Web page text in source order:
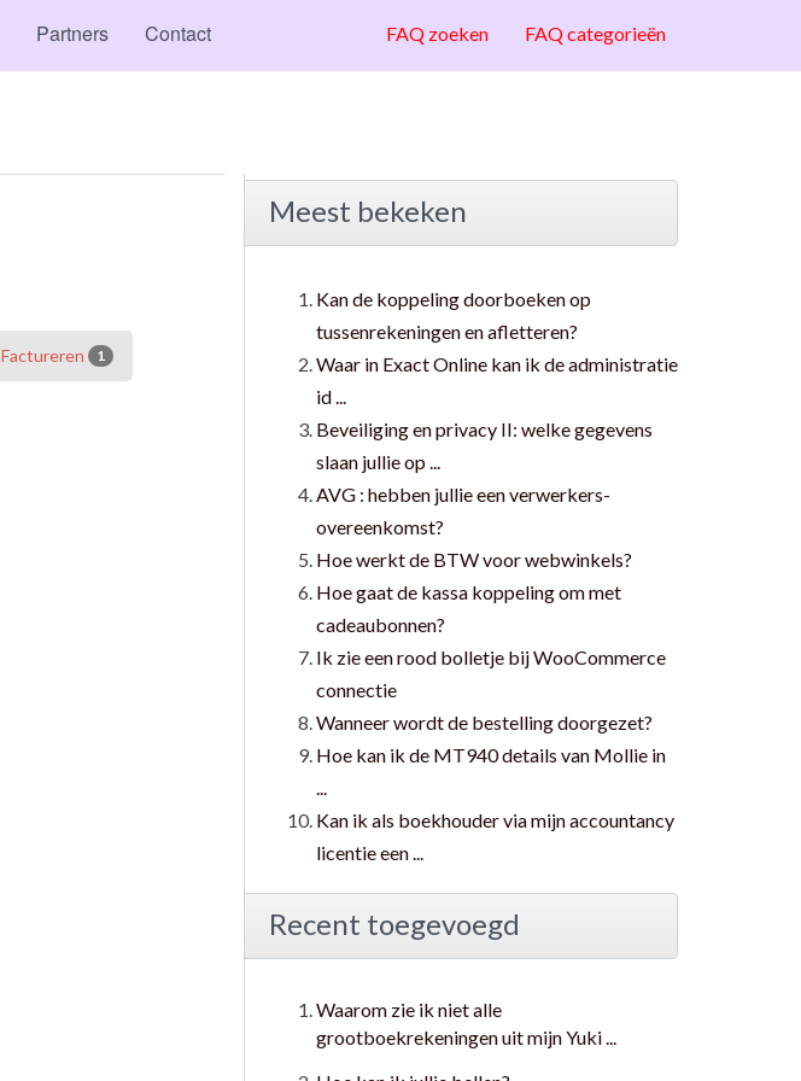
Partners Contact FAQ zoeken FAQ categorieën
Factureren 1
Meest bekeken
Kan de koppeling doorboeken op
tussenrekeningen en afletteren?
Waar in Exact Online kan ik de administratie
id ...
Beveiliging en privacy II: welke gegevens
slaan jullie op ...
AVG : hebben jullie een verwerkers-
overeenkomst?
Hoe werkt de BTW voor webwinkels?
Hoe gaat de kassa koppeling om met
cadeaubonnen?
Ik zie een rood bolletje bij WooCommerce
connectie
Wanneer wordt de bestelling doorgezet?
Hoe kan ik de MT940 details van Mollie in
...
Kan ik als boekhouder via mijn accountancy
licentie een ...
Recent toegevoegd
Waarom zie ik niet alle
grootboekrekeningen uit mijn Yuki ...